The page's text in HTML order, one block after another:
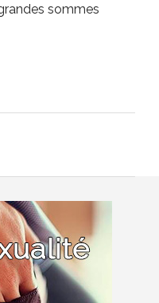
sommes